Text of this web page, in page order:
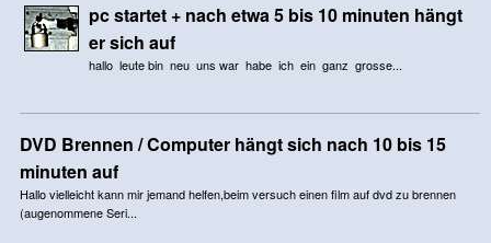
pc startet + nach etwa 5 bis 10 minuten hängt
er sich auf
hallo leute bin neu uns war habe ich ein ganz grosse...
DVD Brennen / Computer hängt sich nach 10 bis 15
minuten auf
Hallo vielleicht kann mir jemand helfen,beim versuch einen film auf dvd zu brennen
(augenommene Seri...